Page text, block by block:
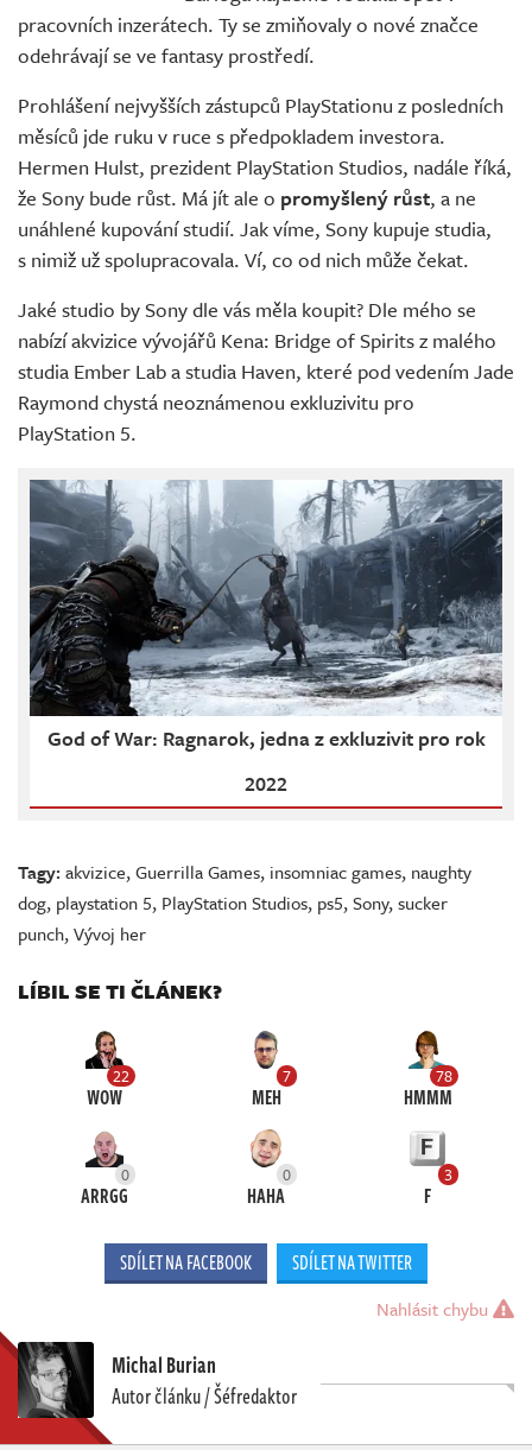
pracovních inzerátech. Ty se zmiňovaly o nové značce
odehrávají se ve fantasy prostředí.
Prohlášení nejvyšších zástupců PlayStationu z posledních
měsíců jde ruku v ruce s předpokladem investora.
Hermen Hulst, prezident PlayStation Studios, nadále říká,
že Sony bude růst. Má jít ale o promyšlený růst, a ne
unáhlené kupování studií. Jak víme, Sony kupuje studia,
s nimiž už spolupracovala. Ví, co od nich může čekat.
Jaké studio by Sony dle vás měla koupit? Dle mého se
nabízí akvizice vývojářů Kena: Bridge of Spirits z malého
studia Ember Lab a studia Haven, které pod vedením Jade
Raymond chystá neoznámenou exkluzivitu pro
PlayStation 5.
God of War: Ragnarok, jedna z exkluzivit pro rok
2022
Tagy:akvizice,Guerrilla Games, insomniac games, naughty
dog, playstation 5, PlayStation Studios, ps5,Sony,sucker
punch,Vývoj her
LÍBIL SE TI ČLÁNEK?
22
WOW
7
MEH
78
HMMM
0
ARRGG
0
HAHA
3
F
SDÍLET NA FACEBOOK SDÍLET NA TWITTER
Nahlásit chybu
Michal Burian
Autor článku / Šéfredaktor